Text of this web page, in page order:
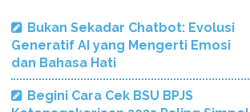
Bukan Sekadar Chatbot: Evolusi
Generatif AI yang Mengerti Emosi
dan Bahasa Hati
Begini Cara Cek BSU BPJS